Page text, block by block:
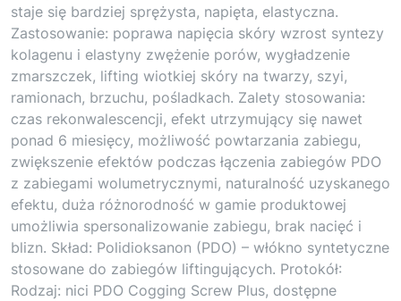
staje się bardziej sprężysta, napięta, elastyczna.
Zastosowanie: poprawa napięcia skóry wzrost syntezy
kolagenu i elastyny zwężenie porów, wygładzenie
zmarszczek, lifting wiotkiej skóry na twarzy, szyi,
ramionach, brzuchu, pośladkach. Zalety stosowania:
czas rekonwalescencji, efekt utrzymujący się nawet
ponad 6 miesięcy, możliwość powtarzania zabiegu,
zwiększenie efektów podczas łączenia zabiegów PDO
z zabiegami wolumetrycznymi, naturalność uzyskanego
efektu, duża różnorodność w gamie produktowej
umożliwia spersonalizowanie zabiegu, brak nacięć i
blizn. Skład: Polidioksanon (PDO) – włókno syntetyczne
stosowane do zabiegów liftingujących. Protokół:
Rodzaj: nici PDO Cogging Screw Plus, dostępne